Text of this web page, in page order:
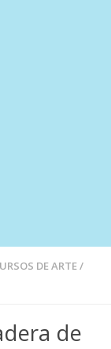
DE ARTE/
de